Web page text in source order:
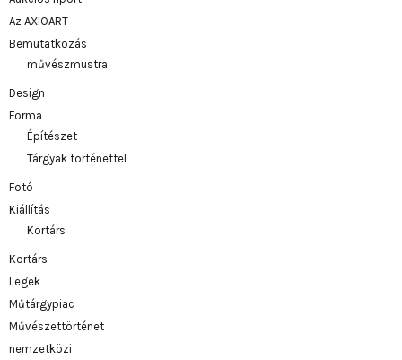
Az AXIOART
Bemutatkozás
művészmustra
Design
Forma
Építészet
Tárgyak történettel
Fotó
Kiállítás
Kortárs
Kortárs
Legek
Műtárgypiac
Művészettörténet
nemzetközi